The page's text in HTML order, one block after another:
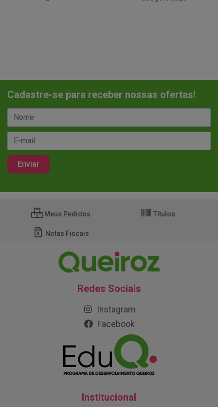
Cadastre-se para receber nossas ofertas!
Meus Pedidos Títulos
Notas Fiscais
Redes Sociais
Instagram
Facebook
Institucional